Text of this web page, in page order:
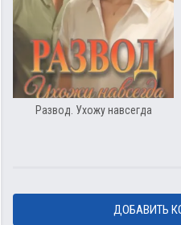
Развод. Ухожу навсегда
ДОБАВИТЬ